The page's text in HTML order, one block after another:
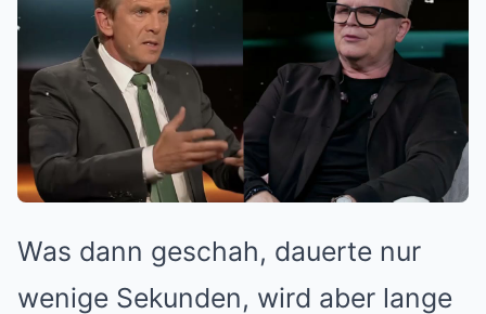
Was dann geschah, dauerte nur
wenige Sekunden, wird aber lange